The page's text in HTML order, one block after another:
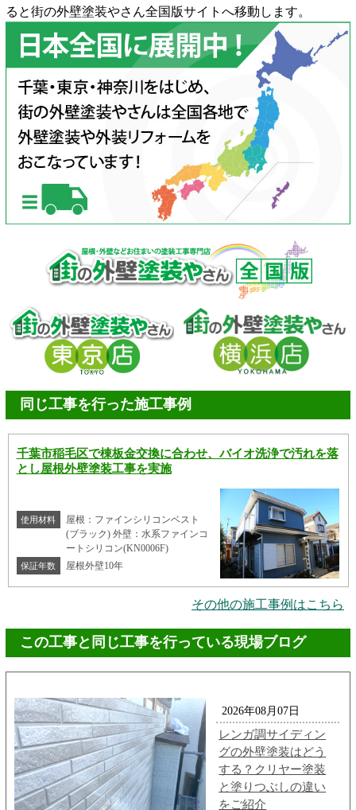
ると街の外壁塗装やさん全国版サイトへ移動します。
同じ工事を行った施工事例
千葉市稲毛区で棟板金交換に合わせ、バイオ洗浄で汚れを落
とし屋根外壁塗装工事を実施
使用材料
屋根：ファインシリコンベスト
(ブラック) 外壁：水系ファインコ
ートシリコン(KN0006F)
保証年数 屋根外壁10年
その他の施工事例はこちら
この工事と同じ工事を行っている現場ブログ
2026年08月07日
レンガ調サイディン
グの外壁塗装はどう
する？クリヤー塗装
と塗りつぶしの違い
をご紹介